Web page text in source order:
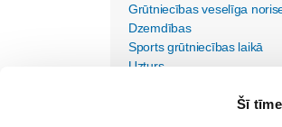
Šī
Grūtniecības veselīga
Dzemdības
Sports grūtniecības laikā
Uzturs